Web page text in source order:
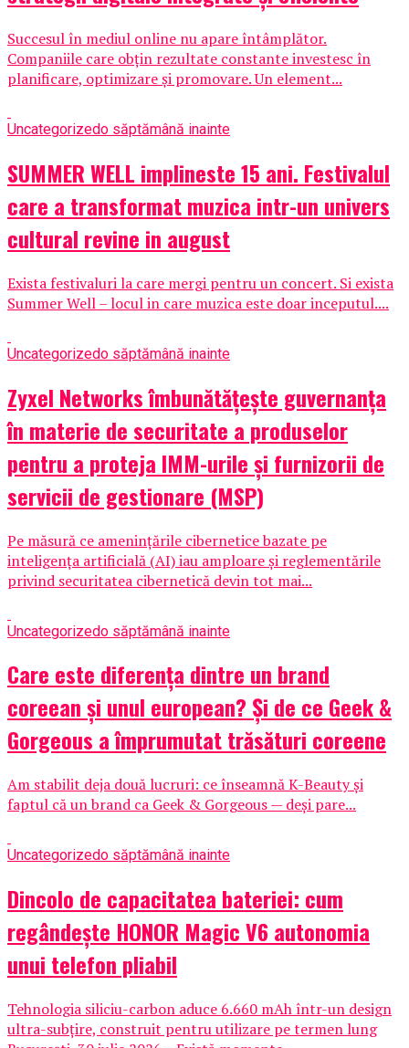
Succesul în mediul online nu apare întâmplător.
Companiile care obțin rezultate constante investesc în
planificare, optimizare și promovare. Un element...
Uncategorizedo săptămână inainte
SUMMER WELL implineste 15 ani. Festivalul
care a transformat muzica intr-un univers
cultural revine in august
Exista festivaluri la care mergi pentru un concert. Si exista
Summer Well – locul in care muzica este doar inceputul....
Uncategorizedo săptămână inainte
Zyxel Networks îmbunătățește guvernanța
în materie de securitate a produselor
pentru a proteja IMM-urile și furnizorii de
servicii de gestionare (MSP)
Pe măsură ce amenințările cibernetice bazate pe
inteligența artificială (AI) iau amploare și reglementările
privind securitatea cibernetică devin tot mai...
Uncategorizedo săptămână inainte
Care este diferența dintre un brand
coreean și unul european? Și de ce Geek &
Gorgeous a împrumutat trăsături coreene
Am stabilit deja două lucruri: ce înseamnă K-Beauty și
faptul că un brand ca Geek & Gorgeous — deși pare...
Uncategorizedo săptămână inainte
Dincolo de capacitatea bateriei: cum
regândește HONOR Magic V6 autonomia
unui telefon pliabil
Tehnologia siliciu-carbon aduce 6.660 mAh într-un design
ultra-subțire, construit pentru utilizare pe termen lung